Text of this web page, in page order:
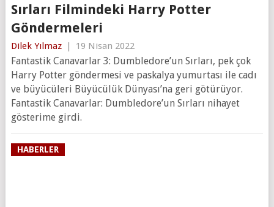
Sırları Filmindeki Harry Potter
Göndermeleri
Dilek Yılmaz 19 Nisan 2022
Fantastik Canavarlar 3: Dumbledore’un Sırları, pek çok
Harry Potter göndermesi ve paskalya yumurtası ile cadı
ve büyücüleri Büyücülük Dünyası’na geri götürüyor.
Fantastik Canavarlar: Dumbledore’un Sırları nihayet
gösterime girdi.
HABERLER